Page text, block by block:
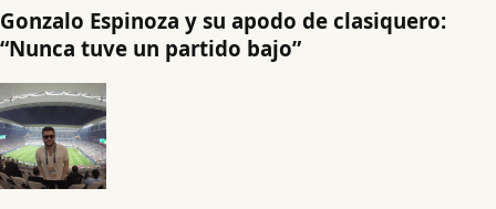
Gonzalo Espinoza y su apodo de clasiquero:
“Nunca tuve un partido bajo”